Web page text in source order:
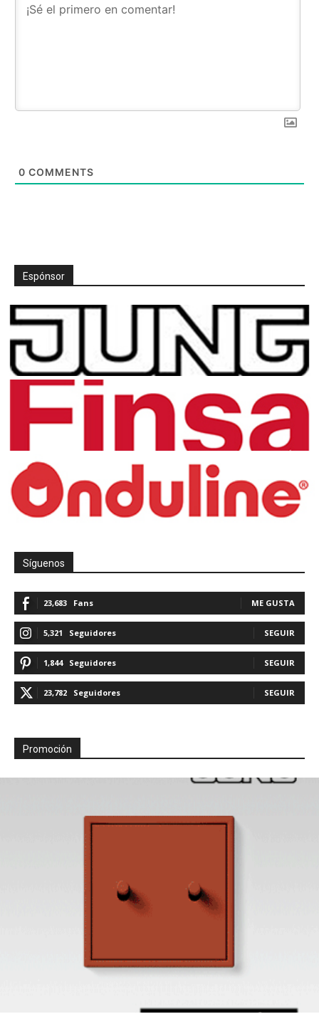
0 COMMENTS
Espónsor
Síguenos
23,683 Fans ME GUSTA
5,321 Seguidores SEGUIR
1,844 Seguidores SEGUIR
23,782 Seguidores SEGUIR
Promoción